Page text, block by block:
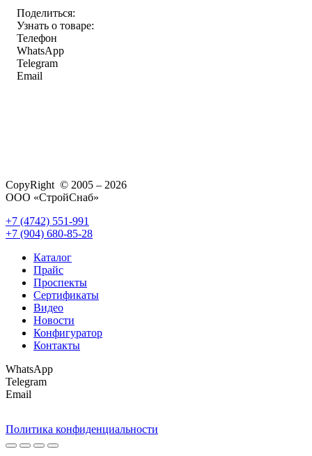
Поделиться:
Узнать о товаре:
Телефон
WhatsApp
Telegram
Email
CopyRight © 2005 – 2026
ООО «СтройСнаб»
+7 (4742) 551-991
+7 (904) 680-85-28
Каталог
Прайс
Проспекты
Сертификаты
Видео
Новости
Конфигуратор
Контакты
WhatsApp
Telegram
Email
Политика конфиденциальности